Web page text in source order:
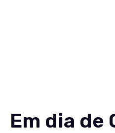
Em dia de